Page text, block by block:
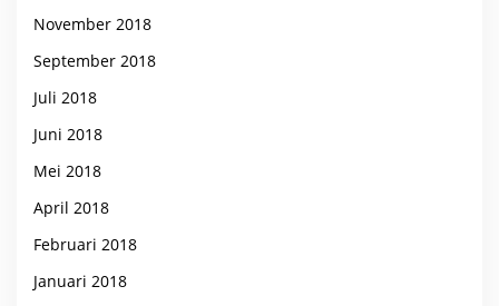
November 2018
September 2018
Juli 2018
Juni 2018
Mei 2018
April 2018
Februari 2018
Januari 2018